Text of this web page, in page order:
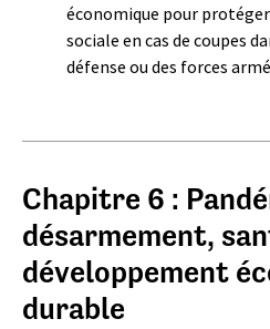
économique pour
sociale en cas de coupes
défense ou des forces
Chapitre 6 :
désarmement,
développement
durable